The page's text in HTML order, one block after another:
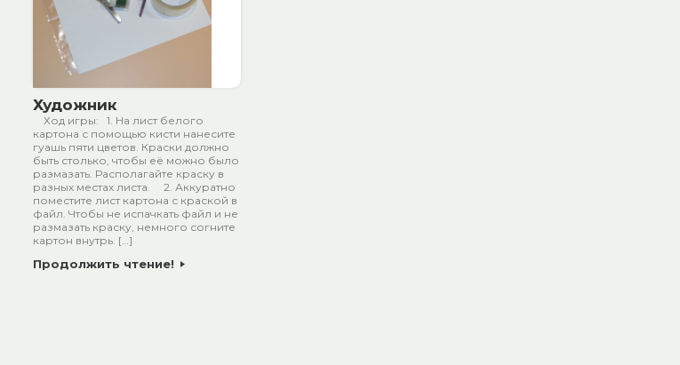
Художник
Ход игры: 1. На лист белого
картона с помощью кисти нанесите
гуашь пяти цветов. Краски должно
быть столько, чтобы её можно было
размазать. Располагайте краску в
разных местах листа. 2. Аккуратно
поместите лист картона с краской в
файл. Чтобы не испачкать файл и не
размазать краску, немного согните
картон внутрь. […]
Продолжить чтение!